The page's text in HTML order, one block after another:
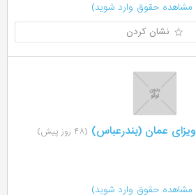
مشاهده حقوق وارد شوید)
نشان کردن
عمان (بندرعباس) (۴۸ روز پیش)
مشاهده حقوق وارد شوید)